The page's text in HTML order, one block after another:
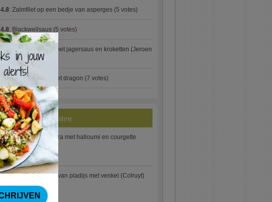
4.8: Zalmfilet op een bedje van asperges (5 votes)
4.8: Blackwellsaus (5 votes)
4.7
Varkenshaasje met jagersaus en kroketten (Jeroen
Meus)(15 votes)
4.7:Gestoofde kip met dragon (7 votes)
Nieuwste Recepten
Turkse pizza met halloumi en courgette
Waterzooi van pladijs met venkel (Colruyt)
×